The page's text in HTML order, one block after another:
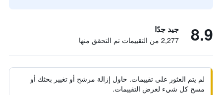
8.9 جيد جدًا
2,277 من التقييمات تم التحقق منها
لم يتم العثور على تقييمات. حاول إزالة مرشح أو تغيير بحثك أو
مسح كل شيء لعرض التقييمات.